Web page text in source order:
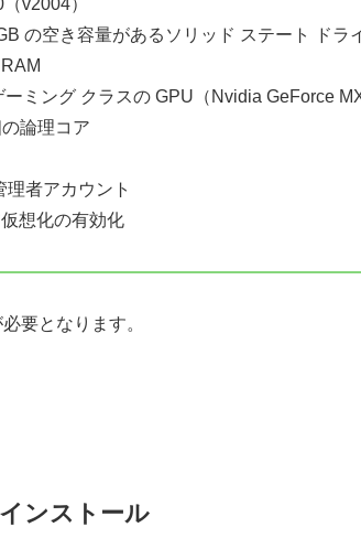
v2004）
の空き容量があるソリッド ステート ドラ
ミング クラスの GPU（Nvidia GeForce
論理コア
者アカウント
想化の有効化
要となります。
ンストール